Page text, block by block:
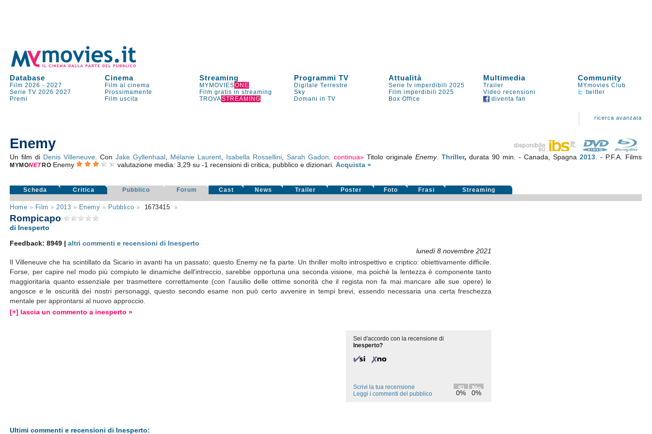
Database Cinema Streaming Programmi TV Attualità Multimedia Community
Film 2026 -2027 Film al cinema MYMOVIESONE Digitale Terrestre Serie tv imperdibili 2025 Trailer
MYmovies Club
Serie TV 2026 2027 Prossimamente Film gratis in streaming Sky Film imperdibili 2025 Video recensioni
twitter
Premi
Film uscita TROVASTREAMING Domani in TV Box Office diventa fan
ricerca avanzata
Enemy
Un film di Denis Villeneuve . ConJake Gyllenhaal Mélanie Laurent Isabella Rossellini ,Sarah Gadon .continua» Titolo originaleEnemy.Thriller,durata 90 min. - Canada, Spagna2013 . - P.F.A. Films
MYMONET RO Enemy valutazione media: 3,29 su -1 recensioni di critica, pubblico e dizionari. Acquista »
Scheda Critica Pubblico Forum Cast News Trailer Poster Foto Frasi Streaming
Home » Film » 2013 » Enemy » Pubblico » 1673415 »
Rompicapo
di Inesperto
Feedback: 8949 |altri commenti e recensioni di Inesperto
lunedì 8 novembre 2021
Il Villeneuve che ha scintillato da Sicario in avanti ha un passato; questo Enemy ne fa parte. Un thriller molto introspettivo e criptico: obiettivamente difficile.
Forse, per capire nel modo più compiuto le dinamiche dell'intreccio, sarebbe opportuna una seconda visione, ma poichè la lentezza è componente tanto
maggioritaria quanto essenziale per trasmettere correttamente (con l'ausilio delle ottime sonorità che il regista non fa mai mancare alle sue opere) le
angosce e le oscurità dei nostri personaggi, questo secondo esame non può certo avvenire in tempi brevi, essendo necessaria una certa freschezza
mentale per approntarsi al nuovo approccio.
[+] lascia un commento a inesperto »
Sei d'accordo con la recensione di
Inesperto?
Sì
0%
No
0%
Scrivi la tua recensione
Leggi i commenti del pubblico
Ultimi commenti e recensioni di Inesperto: